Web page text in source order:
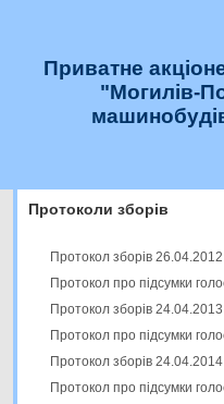
Приватне
"Могилів-
Протоколи зборів
Протокол зборів
Протокол про підсумки
Протокол зборів
Протокол про підсумки
Протокол зборів
Протокол про підсумки